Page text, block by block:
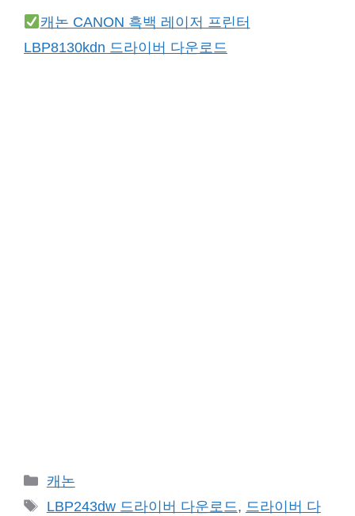
캐논 CANON 흑백 레이저 프린터
LBP8130kdn 드라이버 다운로드
카
테
캐논
태
LBP243dw 드라이버 다운로드, 드라이버 다